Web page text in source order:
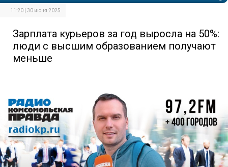
11:20 | 30 июня 2025
Зарплата курьеров за год выросла на 50%:
люди с высшим образованием получают
меньше